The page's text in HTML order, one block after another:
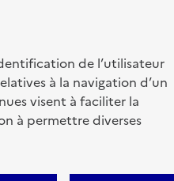
de l’utilisateur
à la navigation d’un
visent à faciliter la
à permettre diverses